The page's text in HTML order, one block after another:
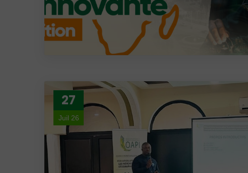
27
Juil 26